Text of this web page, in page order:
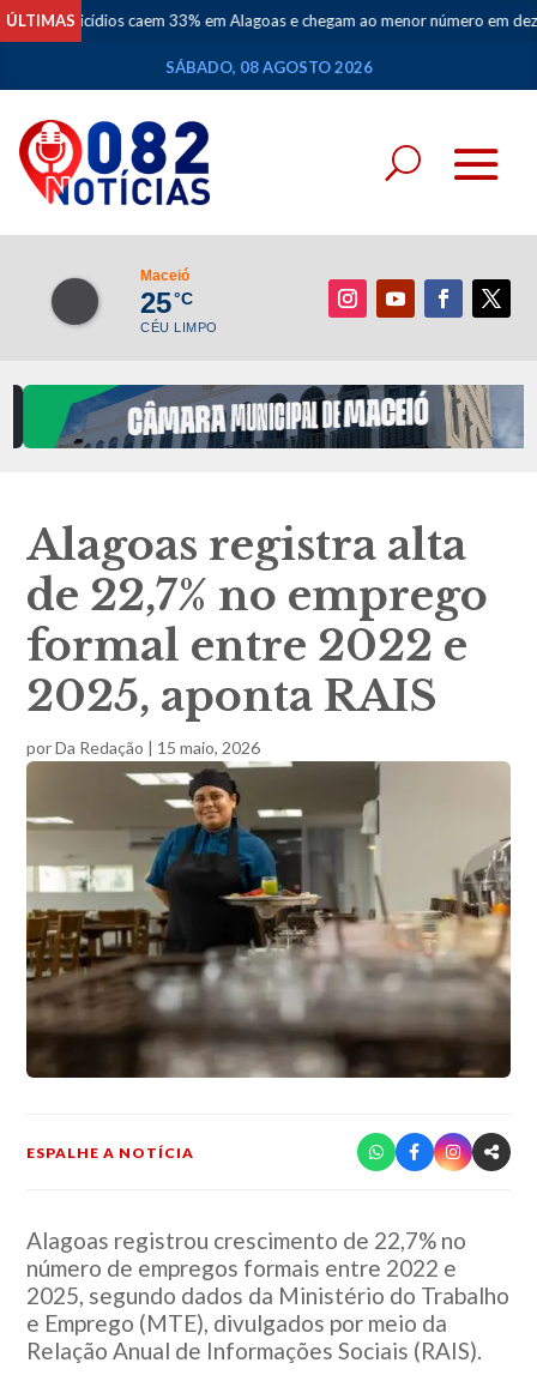
ÚLTIMAS
caem 33% em Alagoas e chegam ao menor número em dez anos •
SÁBADO, 08 AGOSTO 2026
Maceió
25°C
CÉU LIMPO
Alagoas registra alta
de 22,7% no emprego
formal entre 2022 e
2025, aponta RAIS
porDa Redação | 15 maio, 2026
ESPALHE A NOTÍCIA
Alagoas registrou crescimento de 22,7% no
número de empregos formais entre 2022 e
2025, segundo dados da Ministério do Trabalho
e Emprego (MTE), divulgados por meio da
Relação Anual de Informações Sociais (RAIS).